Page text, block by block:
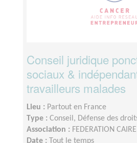
Conseil juridique
sociaux &
travailleurs malades
Lieu : Partout en France
Type : Conseil, Défense des
Association : FEDERATION CAIRE
Date :
Tout le temps